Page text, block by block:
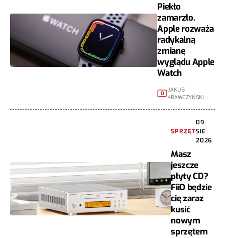
Piekło
zamarzło.
Apple rozważa
radykalną
zmianę
wyglądu Apple
Watch
0 JAKUB
KRAWCZYŃSKI
SPRZĘT
09
SIE
2026
Masz
jeszcze
płyty CD?
FiiO będzie
cię zaraz
kusić
nowym
sprzętem